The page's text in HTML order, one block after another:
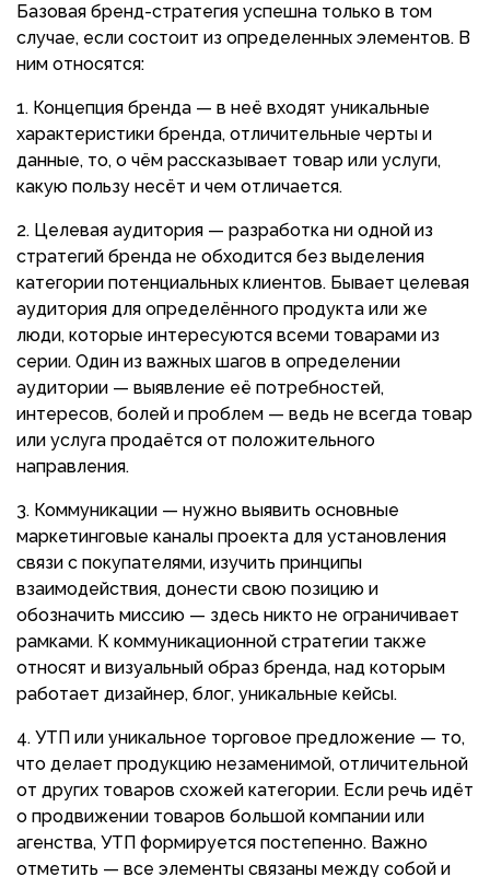
Базовая бренд-стратегия успешна только в том
случае, если состоит из определенных элементов. В
ним относятся:
Концепция бренда — в неё входят уникальные
характеристики бренда, отличительные черты и
данные, то, о чём рассказывает товар или услуги,
какую пользу несёт и чем отличается.
Целевая аудитория — разработка ни одной из
стратегий бренда не обходится без выделения
категории потенциальных клиентов. Бывает целевая
аудитория для определённого продукта или же
люди, которые интересуются всеми товарами из
серии. Один из важных шагов в определении
аудитории — выявление её потребностей,
интересов, болей и проблем — ведь не всегда товар
или услуга продаётся от положительного
направления.
Коммуникации — нужно выявить основные
маркетинговые каналы проекта для установления
связи с покупателями, изучить принципы
взаимодействия, донести свою позицию и
обозначить миссию — здесь никто не ограничивает
рамками. К коммуникационной стратегии также
относят и визуальный образ бренда, над которым
работает дизайнер, блог, уникальные кейсы.
УТП или уникальное торговое предложение — то,
что делает продукцию незаменимой, отличительной
от других товаров схожей категории. Если речь идёт
о продвижении товаров большой компании или
агенства, УТП формируется постепенно. Важно
отметить — все элементы связаны между собой и